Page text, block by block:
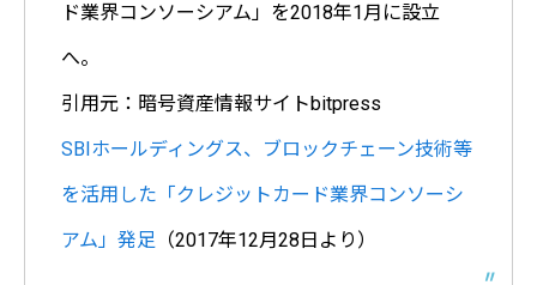
ド業界コンソーシアム」を2018年1月に設立
へ。
引用元：暗号資産情報サイトbitpress
SBIホールディングス、ブロックチェーン技術等
を活用した「クレジットカード業界コンソーシ
アム」発足 （2017年12月28日より）